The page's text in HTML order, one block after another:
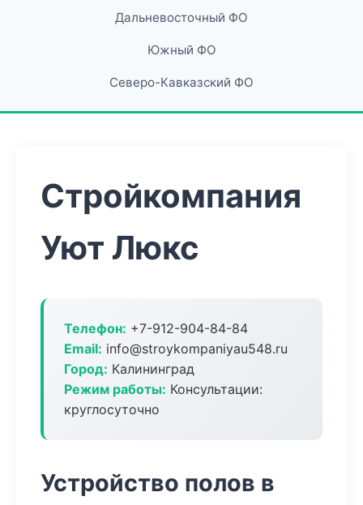
Дальневосточный ФО
Южный ФО
Северо-Кавказский ФО
Стройкомпания
Уют Люкс
Телефон: +7-912-904-84-84
Email: info@stroykompaniyau548.ru
Город: Калининград
Режим работы: Консультации:
круглосуточно
Устройство полов в